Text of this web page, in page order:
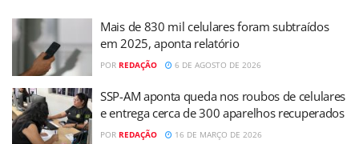
Mais de 830 mil celulares foram subtraídos
em 2025, aponta relatório
POR REDAÇÃO 6 DE AGOSTO DE 2026
SSP-AM aponta queda nos roubos de celulares
e entrega cerca de 300 aparelhos recuperados
POR REDAÇÃO 16 DE MARÇO DE 2026